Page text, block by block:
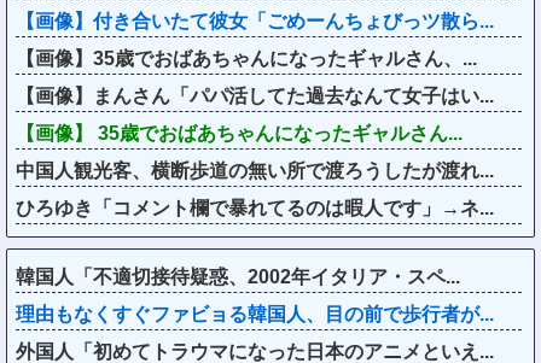
【画像】付き合いたて彼女「ごめーんちょびっツ散ら...
【画像】35歳でおばあちゃんになったギャルさん、...
【画像】まんさん「パパ活してた過去なんて女子はい...
【画像】 35歳でおばあちゃんになったギャルさん...
中国人観光客、横断歩道の無い所で渡ろうしたが渡れ...
ひろゆき「コメント欄で暴れてるのは暇人です」→ネ...
韓国人「不適切接待疑惑、2002年イタリア・スペ...
理由もなくすぐファビョる韓国人、目の前で歩行者が...
外国人「初めてトラウマになった日本のアニメといえ...